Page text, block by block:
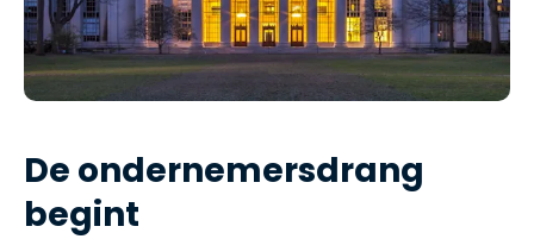
De ondernemersdrang
begint